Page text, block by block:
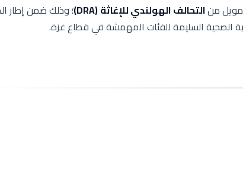
منالتحالف الهولندي للإغاثة(DRA)
؛ وذلك ضمن إطار
الصحية السليمة للفئات المهمشة في قطاع غزة.